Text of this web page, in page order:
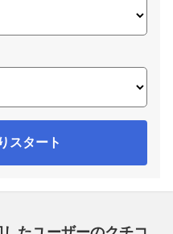
スタート